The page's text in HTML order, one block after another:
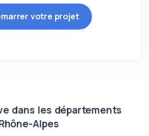
votre projet
dans les départements
Alpes